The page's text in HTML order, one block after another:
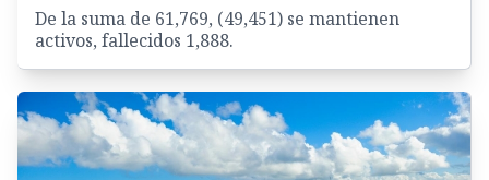
De la suma de 61,769, (49,451) se mantienen
activos, fallecidos 1,888.